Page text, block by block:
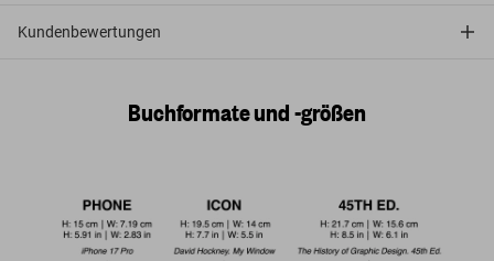
Kundenbewertungen
Buchformate und -größen